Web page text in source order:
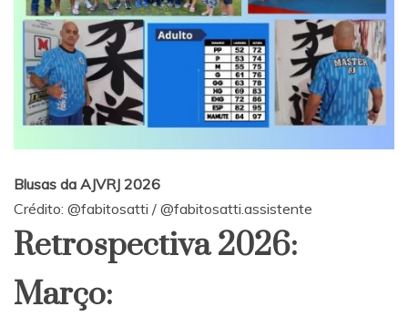
Blusas da AJVRJ 2026
Crédito: @fabitosatti / @fabitosatti.assistente
Retrospectiva 2026:
Março: